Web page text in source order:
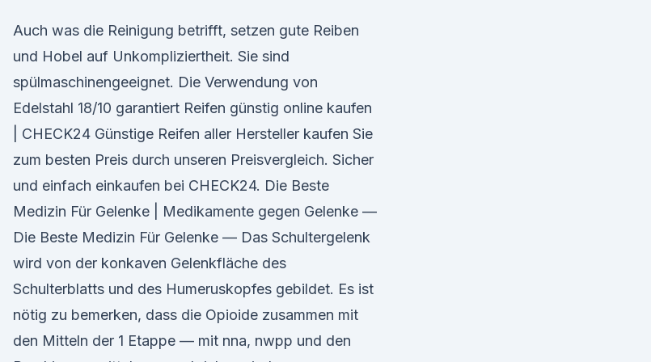
Auch was die Reinigung betrifft, setzen gute Reiben
und Hobel auf Unkompliziertheit. Sie sind
spülmaschinengeeignet. Die Verwendung von
Edelstahl 18/10 garantiert Reifen günstig online kaufen
| CHECK24 Günstige Reifen aller Hersteller kaufen Sie
zum besten Preis durch unseren Preisvergleich. Sicher
und einfach einkaufen bei CHECK24. Die Beste
Medizin Für Gelenke | Medikamente gegen Gelenke —
Die Beste Medizin Für Gelenke — Das Schultergelenk
wird von der konkaven Gelenkfläche des
Schulterblatts und des Humeruskopfes gebildet. Es ist
nötig zu bemerken, dass die Opioide zusammen mit
den Mitteln der 1 Etappe — mit nna, nwpp und den